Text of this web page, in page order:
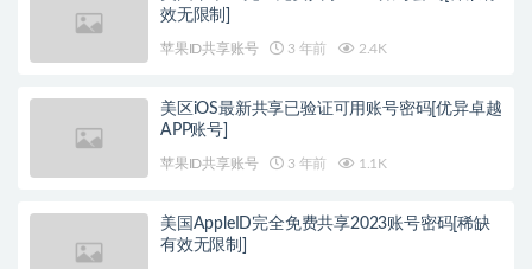
效无限制]
苹果ID共享账号 3 年前 2.4K
美区iOS最新共享已验证可用账号密码[优异卓越
APP账号]
苹果ID共享账号 3 年前 1.1K
美国AppleID完全免费共享2023账号密码[稀缺
有效无限制]